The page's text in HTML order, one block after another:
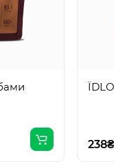
238₴